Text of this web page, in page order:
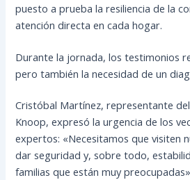
puesto a prueba la resiliencia de la
atención directa en cada hogar.
Durante la jornada, los testimonios
pero también la necesidad de un
Cristóbal Martínez, representante
Knoop, expresó la urgencia de los
expertos: «Necesitamos que visiten
dar seguridad y, sobre todo,
familias que están muy